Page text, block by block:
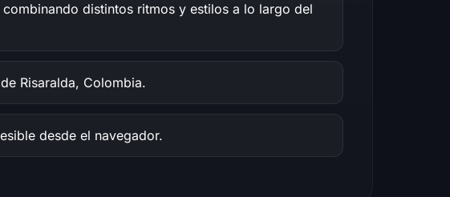
distintos ritmos y estilos a lo largo del
Risaralda, Colombia.
desde el navegador.